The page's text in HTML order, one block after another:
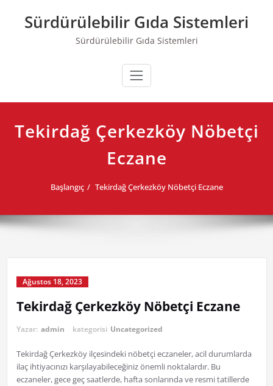
contentSürdürülebilir Gıda Sistemleri
Sürdürülebilir Gıda Sistemleri
Tekirdağ Çerkezköy Nöbetçi
Eczane
Başlangıç Tekirdağ Çerkezköy Nöbetçi Eczane
Ağustos 18, 2023
Tekirdağ Çerkezköy Nöbetçi Eczane
Yazar: admin kategorisi Uncategorized
Tekirdağ Çerkezköy ilçesindeki nöbetçi eczaneler, acil durumlarda
ilaç ihtiyacınızı karşılayabileceğiniz önemli noktalardır. Bu
eczaneler, gece geç saatlerde, hafta sonlarında ve resmi tatillerde